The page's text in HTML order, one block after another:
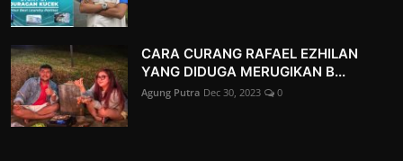
CARA CURANG RAFAEL EZHILAN
YANG DIDUGA MERUGIKAN B...
Agung Putra Dec 30, 2023 0